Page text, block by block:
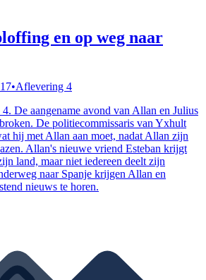
en op weg naar
•Aflevering 4
De aangename avond van Allan en Julius
De politiecommissaris van Yxhult
hij met Allan aan moet, nadat Allan zijn
Allan's nieuwe vriend Esteban krijgt
land, maar niet iedereen deelt zijn
naar Spanje krijgen Allan en
nieuws te horen.